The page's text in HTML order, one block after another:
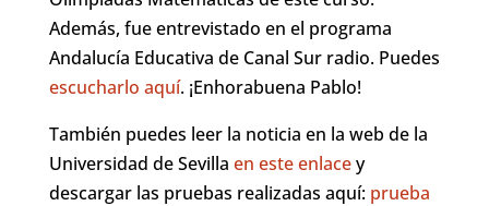
Además, fue entrevistado en el programa
Andalucía Educativa de Canal Sur radio. Puedes
escucharlo aquí. ¡Enhorabuena Pablo!
También puedes leer la noticia en la web de la
Universidad de Sevilla en este enlacey
descargar las pruebas realizadas aquí: prueba